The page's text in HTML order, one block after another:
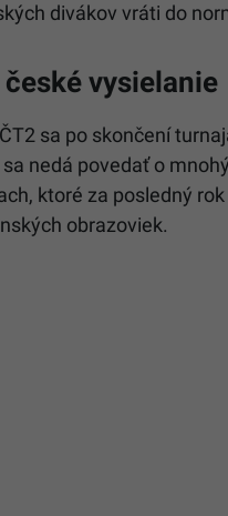
divákov vráti do
vysielanie
sa po skončení
nedá povedať o
ktoré za posledný
obrazoviek.